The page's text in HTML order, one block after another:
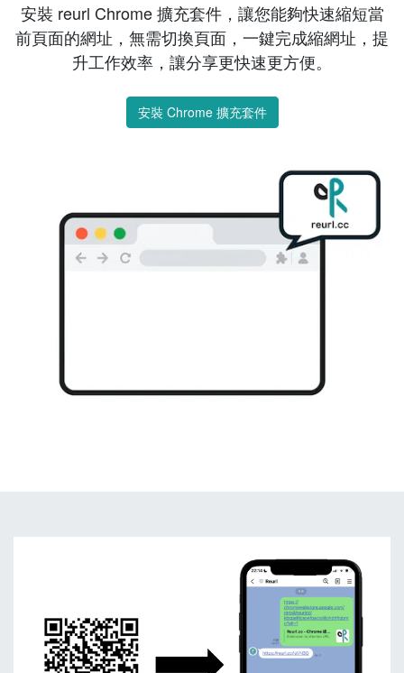
安裝 reurl Chrome 擴充套件，讓您能夠快速縮短當
前頁面的網址，無需切換頁面，一鍵完成縮網址，提
升工作效率，讓分享更快速更方便。
安裝 Chrome 擴充套件